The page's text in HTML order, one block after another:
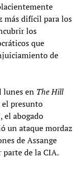
más difícil para los
los
que
de
lunes en The Hill
el presunto
el abogado
un ataque mordaz
de Assange
de la CIA.